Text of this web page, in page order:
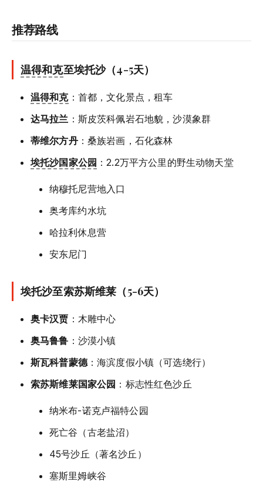
推荐路线
温得和克至埃托沙（4-5天）
温得和克：首都，文化景点，租车
达马拉兰 ：斯皮茨科佩岩石地貌，沙漠象群
蒂维尔方丹：桑族岩画，石化森林
埃托沙国家公园 ：2.2万平方公里的野生动物天堂
纳穆托尼营地入口
奥考库约水坑
哈拉利休息营
安东尼门
埃托沙至索苏斯维莱（5-6天）
奥卡汉贾 ：木雕中心
奥马鲁鲁 ：沙漠小镇
斯瓦科普蒙德：海滨度假小镇（可选绕行）
索苏斯维莱国家公园 ：标志性红色沙丘
纳米布-诺克卢福特公园
死亡谷（古老盐沼）
45号沙丘（著名沙丘）
塞斯里姆峡谷